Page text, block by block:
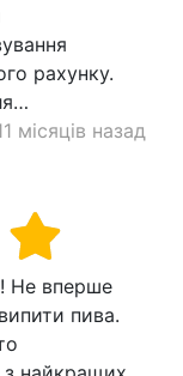
рахунку.
місяців назад
Не вперше
пива.